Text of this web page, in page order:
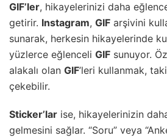
GIF’ler, hikayelerinizi daha
getirir. Instagram, GIF arşivini
sunarak, herkesin hikayelerinde
yüzlerce eğlenceli GIF sunuyor.
alakalı olan GIF’leri kullanmak,
çekebilir.
Sticker’lar ise, hikayelerinizin
gelmesini sağlar. “Soru” veya